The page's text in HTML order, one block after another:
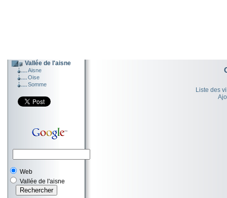
Vallée de l'aisne
Aisne
Oise
Somme
Web
Vallée de l'aisne
Liste des